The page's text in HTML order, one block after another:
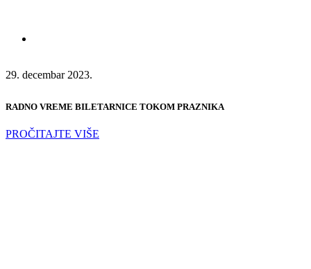
29. decembar 2023.
RADNO VREME BILETARNICE TOKOM PRAZNIKA
PROČITAJTE VIŠE